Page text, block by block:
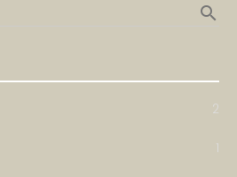
search
2
1